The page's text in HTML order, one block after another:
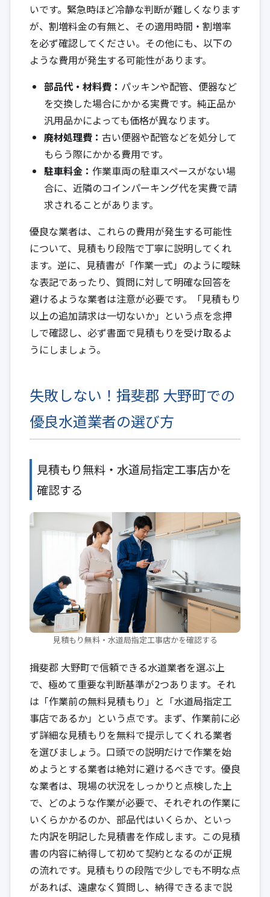
いです。緊急時ほど冷静な判断が難しくなります
が、割増料金の有無と、その適用時間・割増率
を必ず確認してください。その他にも、以下の
ような費用が発生する可能性があります。
部品代・材料費： パッキンや配管、便器など
を交換した場合にかかる実費です。純正品か
汎用品かによっても価格が異なります。
廃材処理費： 古い便器や配管などを処分して
もらう際にかかる費用です。
駐車料金： 作業車両の駐車スペースがない場
合に、近隣のコインパーキング代を実費で請
求されることがあります。
優良な業者は、これらの費用が発生する可能性
について、見積もり段階で丁寧に説明してくれ
ます。逆に、見積書が「作業一式」のように曖昧
な表記であったり、質問に対して明確な回答を
避けるような業者は注意が必要です。「見積もり
以上の追加請求は一切ないか」という点を念押
しで確認し、必ず書面で見積もりを受け取るよ
うにしましょう。
失敗しない！揖斐郡 大野町での
優良水道業者の選び方
見積もり無料・水道局指定工事店かを
確認する
見積もり無料・水道局指定工事店かを確認する
揖斐郡 大野町で信頼できる水道業者を選ぶ上
で、極めて重要な判断基準が2つあります。それ
は「作業前の無料見積もり」と「水道局指定工
事店であるか」という点です。まず、作業前に必
ず詳細な見積もりを無料で提示してくれる業者
を選びましょう。口頭での説明だけで作業を始
めようとする業者は絶対に避けるべきです。優良
な業者は、現場の状況をしっかりと点検した上
で、どのような作業が必要で、それぞれの作業に
いくらかかるのか、部品代はいくらか、といっ
た内訳を明記した見積書を作成します。この見積
書の内容に納得して初めて契約となるのが正規
の流れです。見積もりの段階で少しでも不明な点
があれば、遠慮なく質問し、納得できるまで説